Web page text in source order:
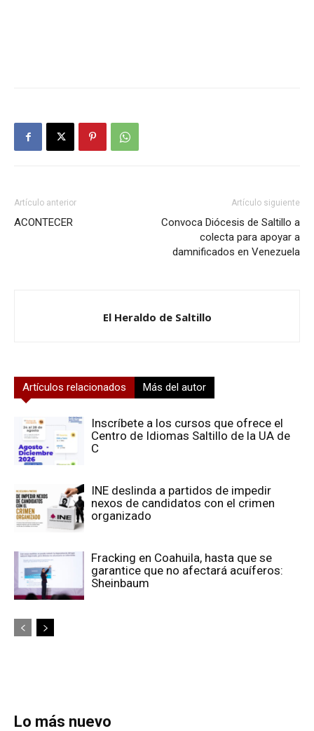
Artículo anterior
ACONTECER
Artículo siguiente
Convoca Diócesis de Saltillo a
colecta para apoyar a
damnificados en Venezuela
El Heraldo de Saltillo
Artículos relacionados Más del autor
Inscríbete a los cursos que ofrece el
Centro de Idiomas Saltillo de la UA de
C
INE deslinda a partidos de impedir
nexos de candidatos con el crimen
organizado
Fracking en Coahuila, hasta que se
garantice que no afectará acuíferos:
Sheinbaum
Lo más nuevo